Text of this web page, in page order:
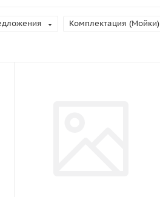
Комплектация (Мойки)